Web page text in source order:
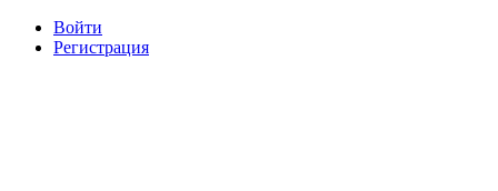
Войти
Регистрация